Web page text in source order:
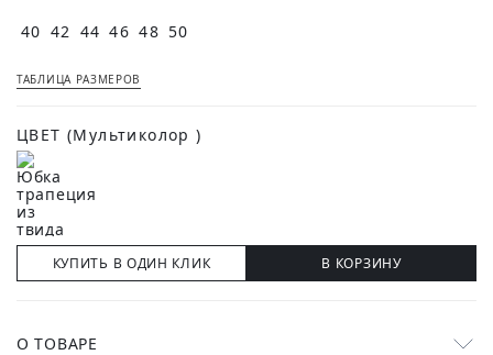
40 42 44 46 48 50
ТАБЛИЦА РАЗМЕРОВ
ЦВЕТ (Мультиколор )
КУПИТЬ В ОДИН КЛИК В КОРЗИНУ
О ТОВАРЕ